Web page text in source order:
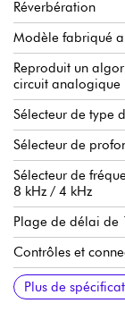
Réverbération
Modèle fabriqué
Reproduit un
circuit analogique
Sélecteur de type
Sélecteur de
Sélecteur de
8 kHz / 4 kHz
Plage de délai de
Contrôles et
Interrupteur true
Fonctionne avec
optionnel
Consommation de
119 x 97 x 48 mm
0.362 kg
Manuel en
Plus de